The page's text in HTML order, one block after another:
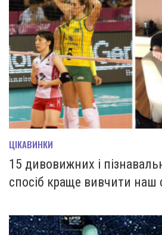
ЦІКАВИНКИ
15 дивовижних і
спосіб краще вивчити наш